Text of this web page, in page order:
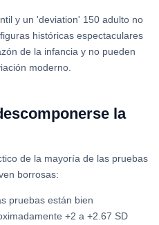
y un 'deviation' 150 adulto no
históricas espectaculares
de la infancia y no pueden
moderno.
la
de la mayoría de las pruebas
borrosas:
pruebas están bien
+2 a +2.67 SD